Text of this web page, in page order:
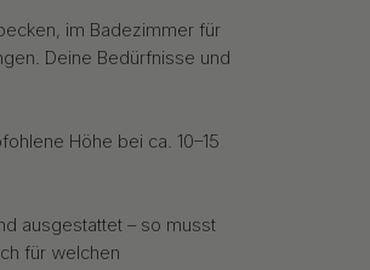
im Badezimmer für
Deine Bedürfnisse und
Höhe bei ca. 10–15
ausgestattet – so musst
für welchen